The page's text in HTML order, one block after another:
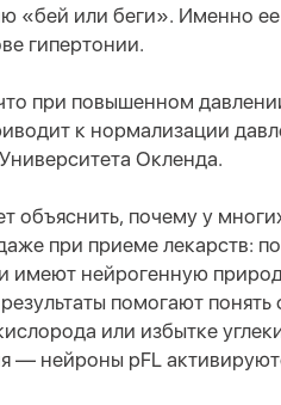
«бей или беги». Именно
гипертонии.
при повышенном
к нормализации
Окленда.
объяснить, почему у
при приеме лекарств:
имеют нейрогенную
помогают понять
или избытке
— нейроны pFL